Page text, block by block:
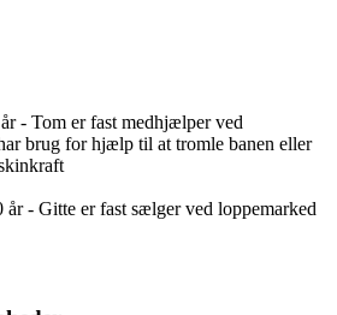
- Tom er fast medhjælper ved
brug for hjælp til at tromle banen eller
- Gitte er fast sælger ved loppemarked